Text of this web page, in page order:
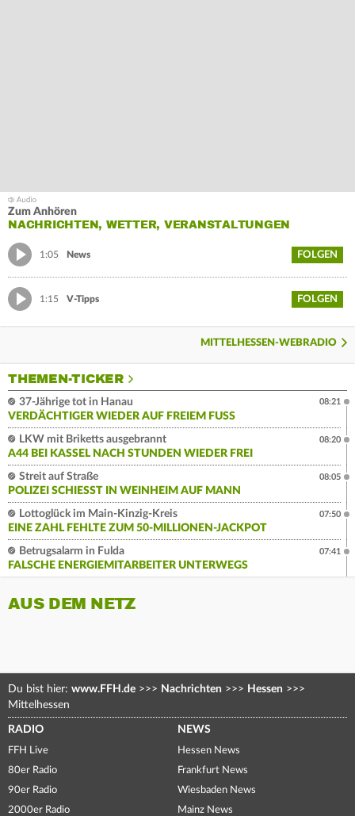
Zum Anhören
NACHRICHTEN, WETTER, VERANSTALTUNGEN
1:05 News FOLGEN
1:15 V-Tipps FOLGEN
MITTELHESSEN-WEBRADIO
THEMEN-TICKER
37-Jährige tot in Hanau
VERDÄCHTIGER WIEDER AUF FREIEM FUSS
08:21
LKW mit Briketts ausgebrannt
A44 BEI KASSEL NACH STUNDEN WIEDER FREI
08:20
Streit auf Straße
POLIZEI SCHIESST IN WEINHEIM AUF MANN
08:05
Lottoglück im Main-Kinzig-Kreis
EINE ZAHL FEHLTE ZUM 50-MILLIONEN-JACKPOT
07:50
Betrugsalarm in Fulda
FALSCHE ENERGIEMITARBEITER UNTERWEGS
07:41
AUS DEM NETZ
Du bist hier: www.FFH.de >>> Nachrichten >>> Hessen >>>
Mittelhessen
RADIO
FFH Live
80er Radio
90er Radio
2000er Radio
NEWS
Hessen News
Frankfurt News
Wiesbaden News
Mainz News